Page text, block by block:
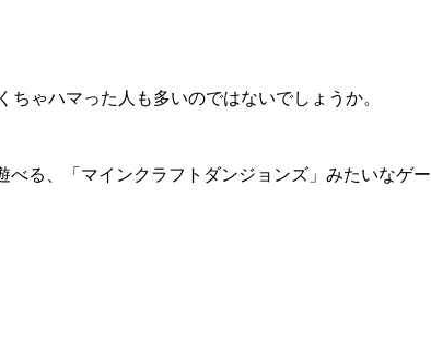
ゃハマった人も多いのではないでしょうか。
べる、「マインクラフトダンジョンズ」みたいなゲー